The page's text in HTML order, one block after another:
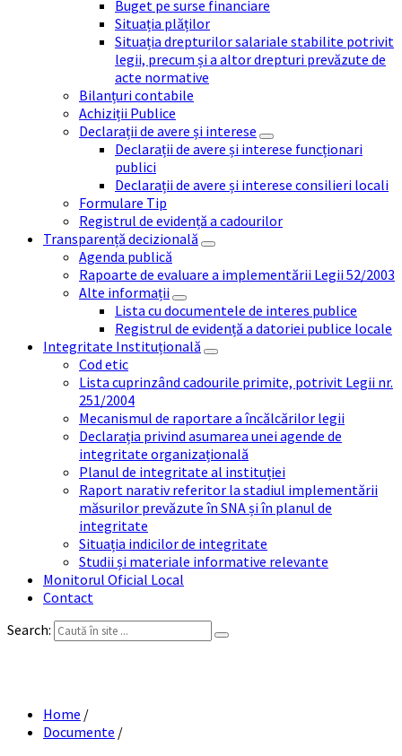
Buget pe surse financiare
Situația plăților
Situația drepturilor salariale stabilite potrivit
legii, precum și a altor drepturi prevăzute de
acte normative
Bilanțuri contabile
Achiziții Publice
Declarații de avere și interese
Declarații de avere și interese funcționari
publici
Declarații de avere și interese consilieri locali
Formulare Tip
Registrul de evidență a cadourilor
Transparență decizională
Agenda publică
Rapoarte de evaluare a implementării Legii 52/2003
Alte informații
Lista cu documentele de interes publice
Registrul de evidență a datoriei publice locale
Integritate Instituțională
Cod etic
Lista cuprinzând cadourile primite, potrivit Legii nr.
251/2004
Mecanismul de raportare a încălcărilor legii
Declarația privind asumarea unei agende de
integritate organizațională
Planul de integritate al instituției
Raport narativ referitor la stadiul implementării
măsurilor prevăzute în SNA și în planul de
integritate
Situația indicilor de integritate
Studii și materiale informative relevante
Monitorul Oficial Local
Contact
Search:
Home /
Documente /